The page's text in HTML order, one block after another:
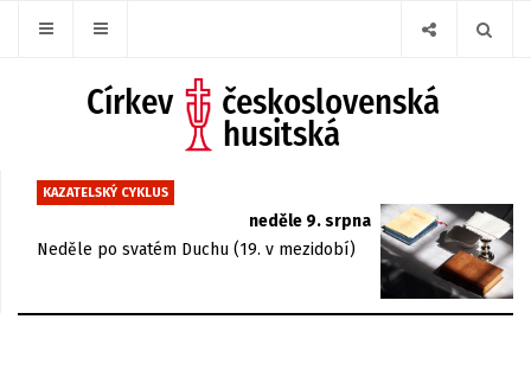
KAZATELSKÝ CYKLUS
neděle 9. srpna
Neděle po svatém Duchu (19. v mezidobí)